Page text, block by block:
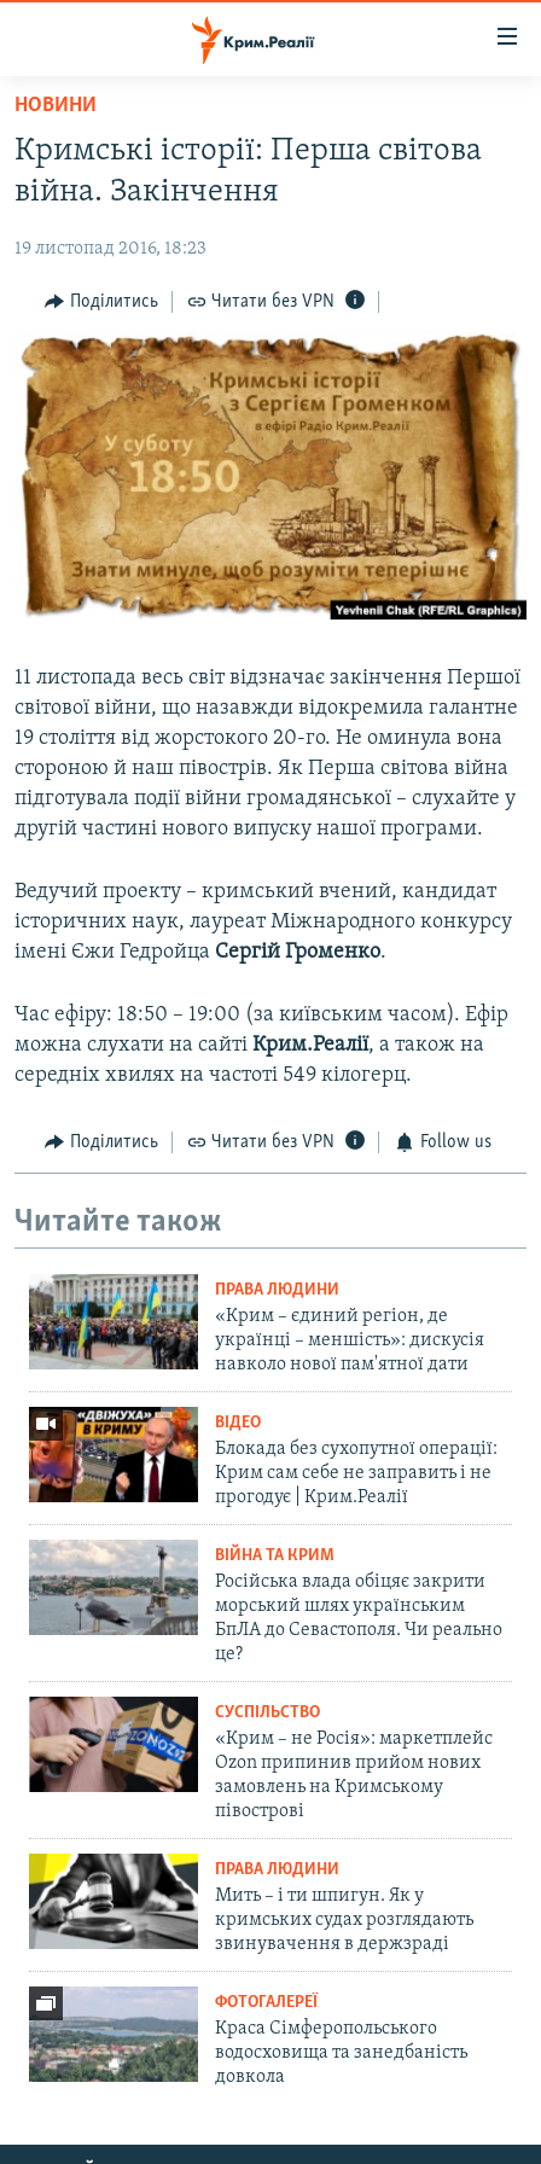
Перейти
основного
матеріалу
до
навігації
Перейти
до
пошуку
ВОДА.КРИМ
ПОЛІТИКА
БЛОГИ
ПОГЛЯД
ІНТЕРВ'Ю
ВСЕ ЗА ДЕНЬ
СПЕЦПРОЕКТИ
ДЕПОРТАЦІЯ
ВІДЕОУРОКИ «ELIFBE»
СВІДЧЕННЯ ОКУПАЦІЇ
ЯК ОБІЙТИ БЛОКУВАННЯ
Русский
ДОЛУЧАЙСЯ!
Усі сайти RFE/RL
НОВИНИ
Кримські історії: Перша світова
війна. Закінчення
19 листопад 2016, 18:23
Поділитись Читати без VPN
11 листопада весь світ відзначає закінчення Першої
світової війни, що назавжди відокремила галантне
19 століття від жорстокого 20-го. Не оминула вона
стороною й наш півострів. Як Перша світова війна
підготувала події війни громадянської – слухайте у
другій частині нового випуску нашої програми.
Ведучий проекту – кримський вчений, кандидат
історичних наук, лауреат Міжнародного конкурсу
імені Єжи Гедройца Сергій Громенко.
Час ефіру: 18:50 – 19:00 (за київським часом). Ефір
можна слухати на сайті Крим.Реалії, а також на
середніх хвилях на частоті 549 кілогерц.
Поділитись Читати без VPN Follow us
Читайте також
ПРАВА ЛЮДИНИ
«Крим – єдиний регіон, де
українці – меншість»: дискусія
навколо нової пам'ятної дати
ВІДЕО
Блокада без сухопутної операції:
Крим сам себе не заправить і не
прогодує | Крим.Реалії
ВІЙНА ТА КРИМ
Російська влада обіцяє закрити
морський шлях українським
БпЛА до Севастополя. Чи реально
це?
СУСПІЛЬСТВО
«Крим – не Росія»: маркетплейс
Ozon припинив прийом нових
замовлень на Кримському
півострові
ПРАВА ЛЮДИНИ
Мить – і ти шпигун. Як у
кримських судах розглядають
звинувачення в держзраді
ФОТОГАЛЕРЕЇ
Краса Сімферопольського
водосховища та занедбаність
довкола